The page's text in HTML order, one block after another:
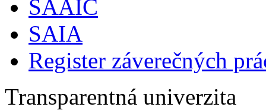
SAAIC
SAIA
Register záverečných
Transparentná univerzita